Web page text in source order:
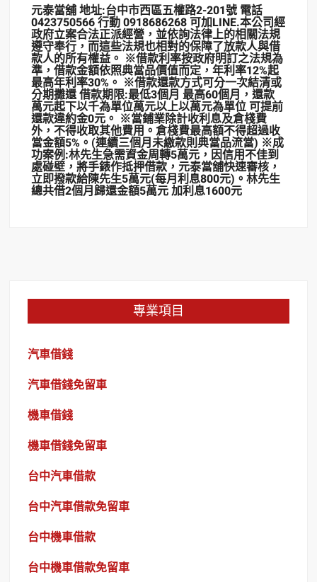
元泰當舖 地址:台中市西區五權路2-201號 電話
0423750566 行動 0918686268 可加LINE.本公司經
政府立案合法正派經營，並依詢法律上的相關法規
遵守奉行，而這些法規也相對的保障了放款人與借
款人的所有權益。 ※借款利率按政府明訂之法規為
準，借款金額依照典當品價值而定，年利率12%起
最高年利率30%。 ※借款還款方式可分一次結清或
分期攤還 借款期限:最低3個月 最高60個月，還款
萬元起下以千為單位萬元以上以萬元為單位 可提前
還款違約金0元。 ※當鋪業除計收利息及倉棧費
外，不得收取其他費用。倉棧費最高額不得超過收
當金額5%。(連續三個月未繳款則典當品流當) ※成
功案例:林先生急需資金周轉5萬元，因信用不佳到
處碰壁，將手錶作抵押借款，元泰當舖快速審核，
立即撥款給陳先生5萬元(每月利息800元)。林先生
總共借2個月歸還金額5萬元 加利息1600元
專業項目
汽車借錢
汽車借錢免留車
機車借錢
機車借錢免留車
台中汽車借款
台中汽車借款免留車
台中機車借款
台中機車借款免留車